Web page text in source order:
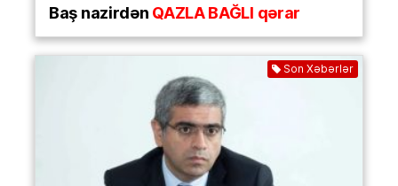
Baş nazirdənQAZLA BAĞLI qərar
Son Xəbərlər